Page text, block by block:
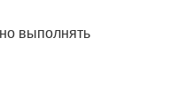
выполнять